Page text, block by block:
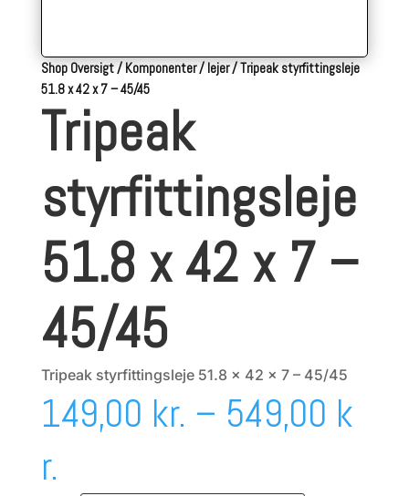
Shop Oversigt/Komponenter/lejer/Tripeak styrfittingsleje
51.8 x 42 x 7 – 45/45
Tripeak
styrfittingsleje
51.8 x 42 x 7 –
45/45
Tripeak styrfittingsleje 51.8 x 42 x 7 – 45/45
149,00 kr. – 549,00 k
r.